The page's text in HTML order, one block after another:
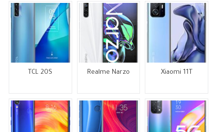
TCL 20S Realme Narzo Xiaomi 11T